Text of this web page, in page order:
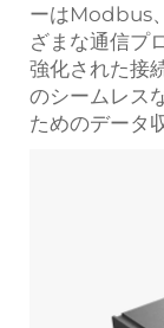
ーはModbus
ざまな通信プ
強化された接
のシームレス
ためのデータ